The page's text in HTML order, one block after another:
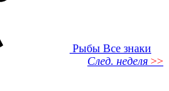
Рыбы Все знаки
След. неделя >>